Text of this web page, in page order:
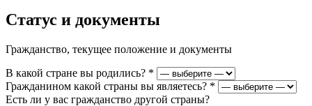
Статус и документы
Гражданство, текущее положение и документы
В какой стране вы родились? *
Гражданином какой страны вы являетесь? *
Есть ли у вас гражданство другой страны?